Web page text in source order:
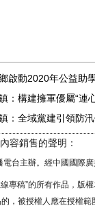
啟動2020年公益助
：構建擁軍優屬“連
：全域黨建引領防
容銷售的聲明：
電台主辦。經中國國際
專稿”的所有作品，版
，被授權人應在授權範